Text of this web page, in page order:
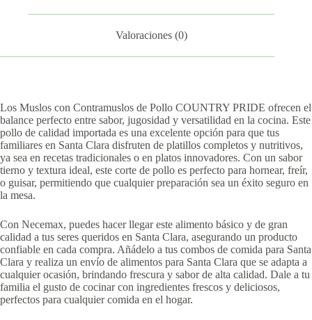
Valoraciones (0)
Los Muslos con Contramuslos de Pollo COUNTRY PRIDE ofrecen el
balance perfecto entre sabor, jugosidad y versatilidad en la cocina. Este
pollo de calidad importada es una excelente opción para que tus
familiares en Santa Clara disfruten de platillos completos y nutritivos,
ya sea en recetas tradicionales o en platos innovadores. Con un sabor
tierno y textura ideal, este corte de pollo es perfecto para hornear, freír,
o guisar, permitiendo que cualquier preparación sea un éxito seguro en
la mesa.
Con Necemax, puedes hacer llegar este alimento básico y de gran
calidad a tus seres queridos en Santa Clara, asegurando un producto
confiable en cada compra. Añádelo a tus combos de comida para Santa
Clara y realiza un envío de alimentos para Santa Clara que se adapta a
cualquier ocasión, brindando frescura y sabor de alta calidad. Dale a tu
familia el gusto de cocinar con ingredientes frescos y deliciosos,
perfectos para cualquier comida en el hogar.